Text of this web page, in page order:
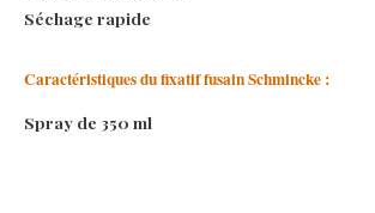
Séchage rapide
Caractéristiques du fixatif fusain Schmincke :
Spray de 350 ml